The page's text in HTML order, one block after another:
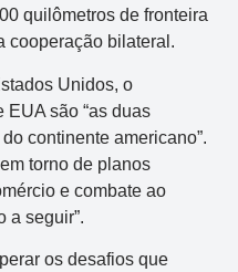
quilômetros de fronteira
cooperação bilateral.
Unidos, o
EUA são “as duas
continente americano”.
torno de planos
e combate ao
a seguir”.
os desafios que